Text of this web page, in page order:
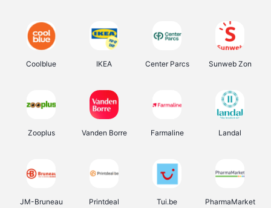
Coolblue IKEA Center Parcs Sunweb Zon
Zooplus Vanden Borre Farmaline Landal
JM-Bruneau Printdeal Tui.be PharmaMarket